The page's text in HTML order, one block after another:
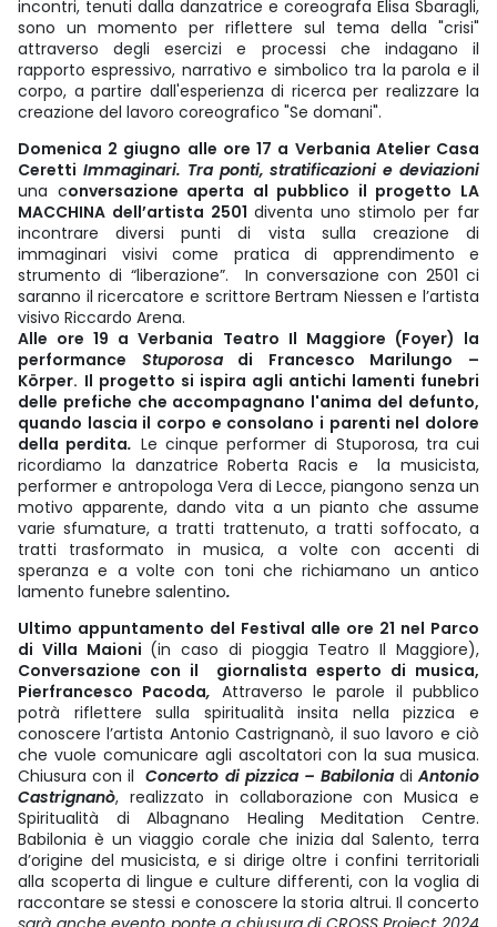
incontri, tenuti dalla danzatrice e coreografa Elisa Sbaragli,
sono un momento per riflettere sul tema della "crisi"
attraverso degli esercizi e processi che indagano il
rapporto espressivo, narrativo e simbolico tra la parola e il
corpo, a partire dall'esperienza di ricerca per realizzare la
creazione del lavoro coreografico "Se domani".
Domenica 2 giugno alle ore 17 a Verbania Atelier Casa
Ceretti Immaginari. Tra ponti, stratificazioni e deviazioni
una conversazione aperta al pubblico il progetto LA
MACCHINA dell’artista 2501 diventa uno stimolo per far
incontrare diversi punti di vista sulla creazione di
immaginari visivi come pratica di apprendimento e
strumento di “liberazione”. In conversazione con 2501 ci
saranno il ricercatore e scrittore Bertram Niessen e l’artista
visivo Riccardo Arena.
Alle ore 19 a Verbania Teatro Il Maggiore (Foyer) la
performance Stuporosadi Francesco Marilungo –
Körper. Il progetto si ispira agli antichi lamenti funebri
delle prefiche che accompagnano l'anima del defunto,
quando lascia il corpo e consolano i parenti nel dolore
della perdita. Le cinque performer di Stuporosa, tra cui
ricordiamo la danzatrice Roberta Racis e la musicista,
performer e antropologa Vera di Lecce, piangono senza un
motivo apparente, dando vita a un pianto che assume
varie sfumature, a tratti trattenuto, a tratti soffocato, a
tratti trasformato in musica, a volte con accenti di
speranza e a volte con toni che richiamano un antico
lamento funebre salentino.
Ultimo appuntamento del Festival alle ore 21 nel Parco
di Villa Maioni (in caso di pioggia Teatro Il Maggiore),
Conversazione con il giornalista esperto di musica,
Pierfrancesco Pacoda, Attraverso le parole il pubblico
potrà riflettere sulla spiritualità insita nella pizzica e
conoscere l’artista Antonio Castrignanò, il suo lavoro e ciò
che vuole comunicare agli ascoltatori con la sua musica.
Chiusura con ilConcerto di pizzica – BabiloniadiAntonio
Castrignanò, realizzato in collaborazione con Musica e
Spiritualità di Albagnano Healing Meditation Centre.
Babilonia è un viaggio corale che inizia dal Salento, terra
d’origine del musicista, e si dirige oltre i confini territoriali
alla scoperta di lingue e culture differenti, con la voglia di
raccontare se stessi e conoscere la storia altrui. Il concerto